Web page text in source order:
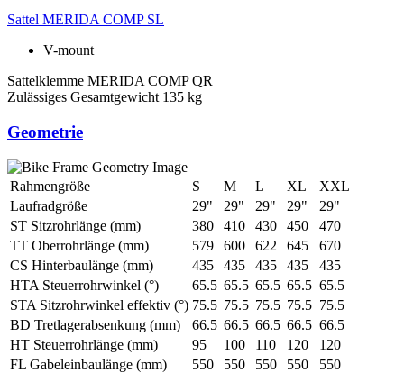
Sattel MERIDA COMP SL
V-mount
Sattelklemme MERIDA COMP QR
Zulässiges Gesamtgewicht 135 kg
Geometrie
Rahmengröße S M L XL
XXL
Laufradgröße
29" 29" 29" 29"
29"
ST Sitzrohrlänge (mm)
380 410 430 450
470
TT Oberrohrlänge (mm)
579 600 622 645
670
CS Hinterbaulänge (mm)
435 435 435 435
435
HTA Steuerrohrwinkel (°)
65.5 65.5 65.5 65.5 65.5
STA Sitzrohrwinkel effektiv (°) 75.5 75.5 75.5 75.5 75.5
BD Tretlagerabsenkung (mm)
66.5 66.5 66.5 66.5 66.5
HT Steuerrohrlänge (mm)
95 100 110 120
120
FL Gabeleinbaulänge (mm)
550 550 550 550
550